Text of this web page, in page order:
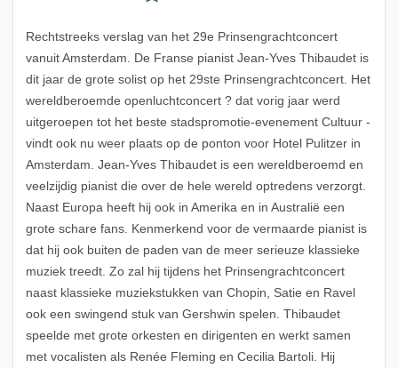
Rechtstreeks verslag van het 29e Prinsengrachtconcert
vanuit Amsterdam. De Franse pianist Jean-Yves Thibaudet is
dit jaar de grote solist op het 29ste Prinsengrachtconcert. Het
wereldberoemde openluchtconcert ? dat vorig jaar werd
uitgeroepen tot het beste stadspromotie-evenement Cultuur -
vindt ook nu weer plaats op de ponton voor Hotel Pulitzer in
Amsterdam. Jean-Yves Thibaudet is een wereldberoemd en
veelzijdig pianist die over de hele wereld optredens verzorgt.
Naast Europa heeft hij ook in Amerika en in Australië een
grote schare fans. Kenmerkend voor de vermaarde pianist is
dat hij ook buiten de paden van de meer serieuze klassieke
muziek treedt. Zo zal hij tijdens het Prinsengrachtconcert
naast klassieke muziekstukken van Chopin, Satie en Ravel
ook een swingend stuk van Gershwin spelen. Thibaudet
speelde met grote orkesten en dirigenten en werkt samen
met vocalisten als Renée Fleming en Cecilia Bartoli. Hij